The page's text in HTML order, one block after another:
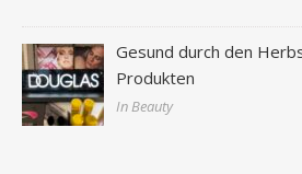
Gesund durch den
Produkten
In Beauty